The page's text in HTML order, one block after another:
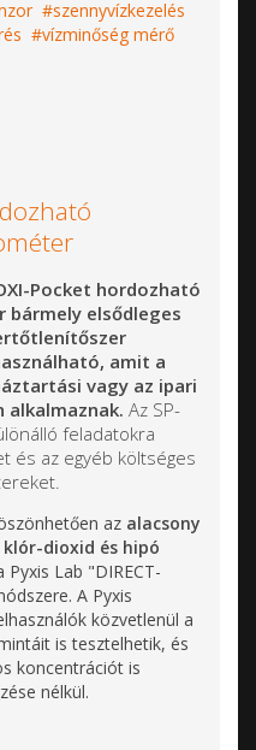
szennyvízkezelés
vízminőség mérő
Pocket hordozható
bármely elsődleges
amit a
vagy az ipari
alkalmaznak. Az SP-
feladatokra
és az egyéb költséges
az alacsony
dioxid és hipó
Pyxis Lab "DIRECT-
A Pyxis
közvetlenül a
is tesztelhetik, és
koncentrációt is
nélkül.